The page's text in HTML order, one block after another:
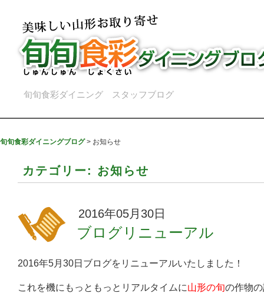
旬旬食彩ダイニング スタッフブログ
旬旬食彩ダイニングブログ> お知らせ
カテゴリー: お知らせ
2016年05月30日
ブログリニューアル
2016年5月30日ブログをリニューアルいたしました！
これを機にもっともっとリアルタイムに山形の旬の作物